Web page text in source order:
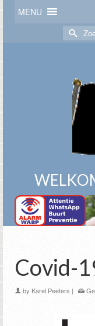
MENU
Zoek
naar:
Covid-
by Karel Peeters |